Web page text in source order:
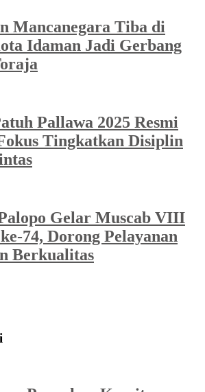
Mancanegara Tiba di
Idaman Jadi Gerbang
Pallawa 2025 Resmi
Tingkatkan Disiplin
Gelar Muscab VIII
74, Dorong Pelayanan
Berkualitas